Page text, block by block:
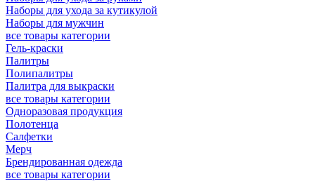
Наборы для ухода за кутикулой
Наборы для мужчин
все товары категории
Гель-краски
Палитры
Полипалитры
Палитра для выкраски
все товары категории
Одноразовая продукция
Полотенца
Салфетки
Мерч
Брендированная одежда
все товары категории